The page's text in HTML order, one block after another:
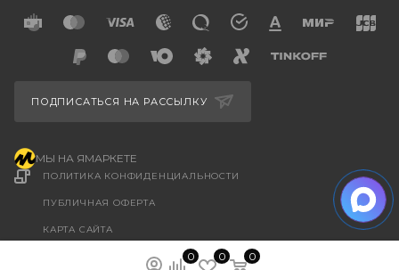
0 0 0
ПОЛИТИКА КОНФИДЕНЦИАЛЬНОСТИ
ПУБЛИЧНАЯ ОФЕРТА
КАРТА САЙТА
ПОДПИСАТЬСЯ НА РАССЫЛКУ
МЫ НА ЯМАРКЕТЕ